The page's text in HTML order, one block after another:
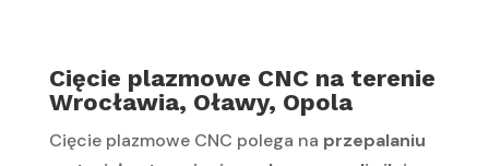
Cięcie plazmowe CNC na terenie
Wrocławia, Oławy, Opola
Cięcie plazmowe CNC polega na przepalaniu